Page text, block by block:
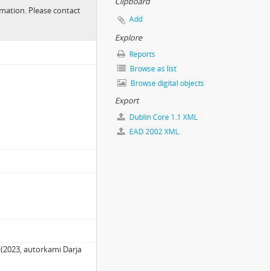
Please contact
autorkami Darja
Add
Explore
Reports
Browse as list
Browse digital objects
Export
Dublin Core 1.1 XML
EAD 2002 XML